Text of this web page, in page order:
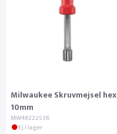
Milwaukee Skruvmejsel hex
10mm
MW48222536
Ej i lager